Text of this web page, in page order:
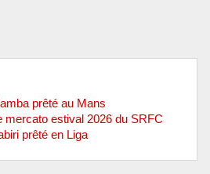
prêté au Mans
mercato estival 2026 du SRFC
prêté en Liga